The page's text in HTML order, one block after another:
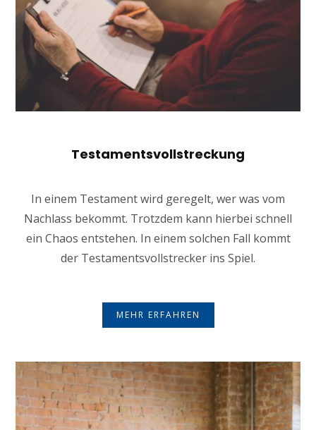
Testamentsvollstreckung
In einem Testament wird geregelt, wer was vom
Nachlass bekommt. Trotzdem kann hierbei schnell
ein Chaos entstehen. In einem solchen Fall kommt
der Testamentsvollstrecker ins Spiel.
MEHR ERFAHREN